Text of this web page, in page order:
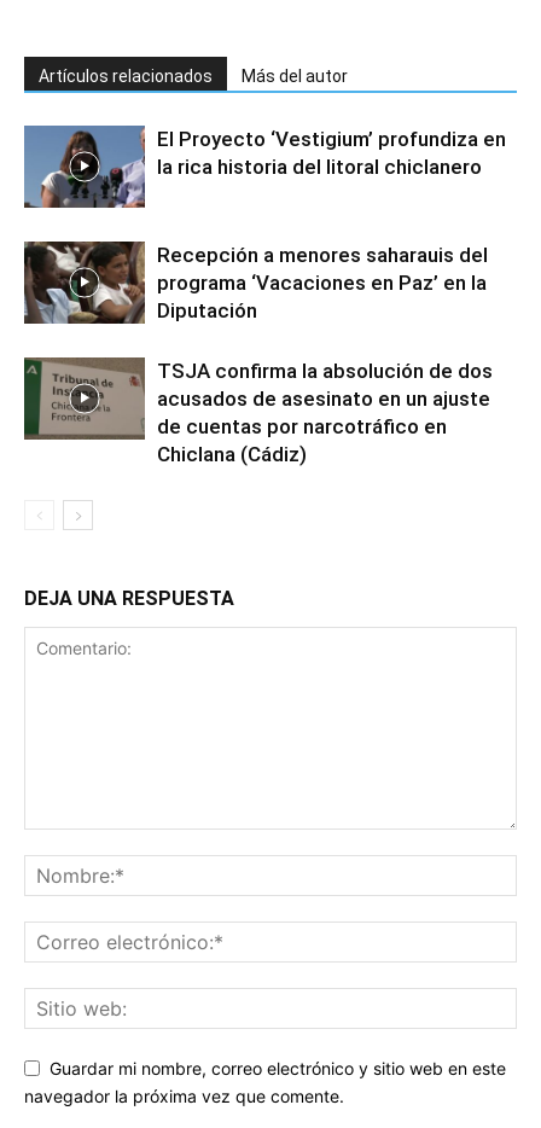
Artículos relacionados Más del autor
El Proyecto ‘Vestigium’ profundiza en
la rica historia del litoral chiclanero
Recepción a menores saharauis del
programa ‘Vacaciones en Paz’ en la
Diputación
TSJA confirma la absolución de dos
acusados de asesinato en un ajuste
de cuentas por narcotráfico en
Chiclana (Cádiz)
DEJA UNA RESPUESTA
Guardar mi nombre, correo electrónico y sitio web en este
navegador la próxima vez que comente.